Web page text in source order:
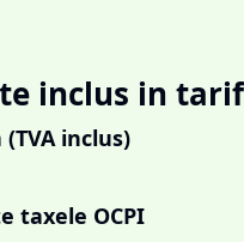
inclus in tarif
(TVA inclus)
taxele OCPI